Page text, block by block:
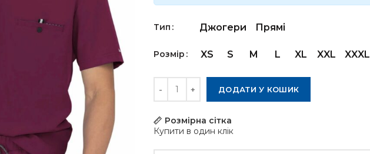
Тип Джогери Прямі
Розмір XS S M L XL XXL XXXL
ДОДАТИ У КОШИК
Розмірна сітка
Купити в один клік